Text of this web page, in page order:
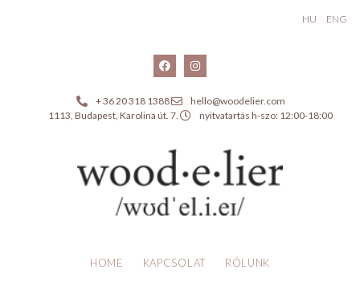
HU ENG
+ 36 20 318 1388
hello@woodelier.com
1113, Budapest, Karolina út. 7.
nyitvatartás h-szo: 12:00-18:00
HOME KAPCSOLAT RÓLUNK